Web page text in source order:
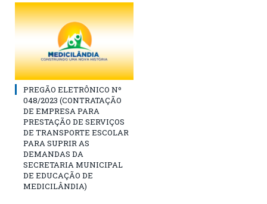
PREGÃO ELETRÔNICO Nº
048/2023 (CONTRATAÇÃO
DE EMPRESA PARA
PRESTAÇÃO DE SERVIÇOS
DE TRANSPORTE ESCOLAR
PARA SUPRIR AS
DEMANDAS DA
SECRETARIA MUNICIPAL
DE EDUCAÇÃO DE
MEDICILÂNDIA)